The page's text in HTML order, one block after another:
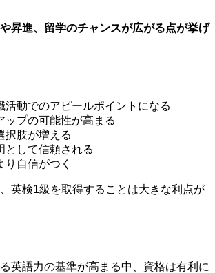
昇進、留学のチャンスが広がる点が挙げ
活動でのアピールポイントになる
ップの可能性が高まる
択肢が増える
として信頼される
り自信がつく
英検1級を取得することは大きな利点が
英語力の基準が高まる中、資格は有利に